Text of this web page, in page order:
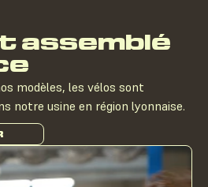
assemblé
modèles, les vélos sont
notre usine en région lyonnaise.